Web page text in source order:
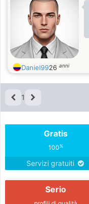
Daniel9926 anni
1
Gratis
100%
Servizi gratuiti
Serio